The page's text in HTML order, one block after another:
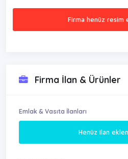
Firma henüz resim
Firma İlan & Ürünler
Emlak & Vasıta İlanları
Henüz ilan